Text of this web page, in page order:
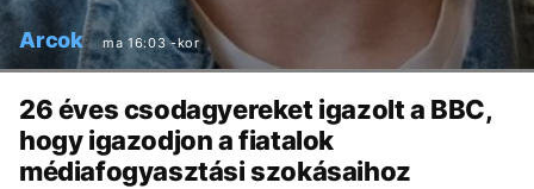
Arcok ma 16:03 -kor
26 éves csodagyereket igazolt a BBC,
hogy igazodjon a fiatalok
médiafogyasztási szokásaihoz